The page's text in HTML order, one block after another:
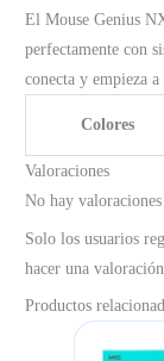
El Mouse Genius
perfectamente con
conecta y empieza
Colores
Valoraciones
No hay valoraciones
Solo los usuarios
hacer una valoración.
Productos